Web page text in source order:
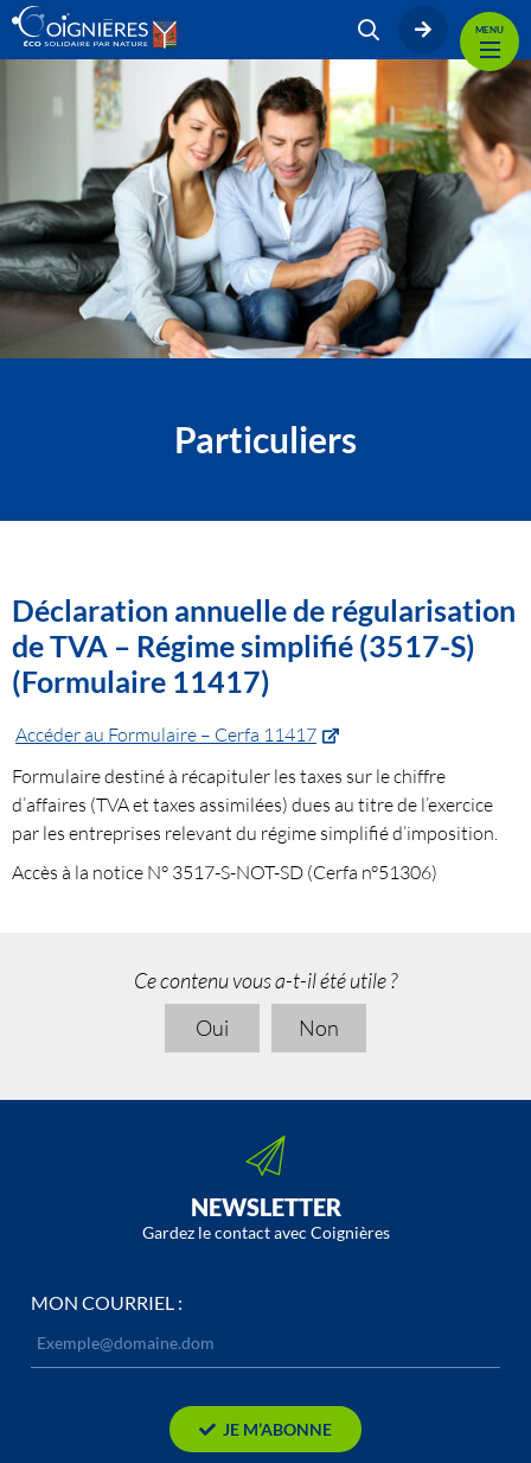
MENU
Particuliers
Déclaration annuelle de régularisation
de TVA – Régime simplifié (3517-S)
(Formulaire 11417)
Accéder au Formulaire – Cerfa 11417
Formulaire destiné à récapituler les taxes sur le chiffre
d’affaires (TVA et taxes assimilées) dues au titre de l’exercice
par les entreprises relevant du régime simplifié d’imposition.
Accès à la notice N° 3517-S-NOT-SD (Cerfa n°51306)
Ce contenu vous a-t-il été utile ?
Oui
Non
NEWSLETTER
Gardez le contact avec Coignières
MON COURRIEL :
JE M’ABONNE